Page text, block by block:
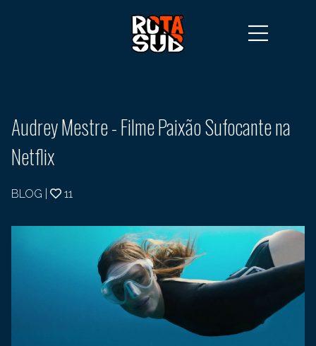
Audrey Mestre - Filme Paixão Sufocante na
Netflix
BLOG 11